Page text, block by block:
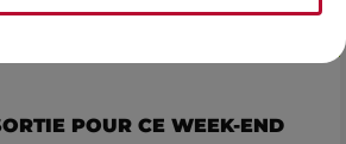
POUR CE WEEK-END